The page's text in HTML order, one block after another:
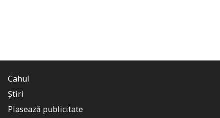
Cahul
Știri
Plasează publicitate